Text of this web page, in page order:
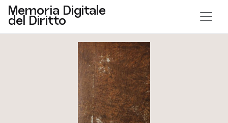
Memoria Digitale
del Diritto